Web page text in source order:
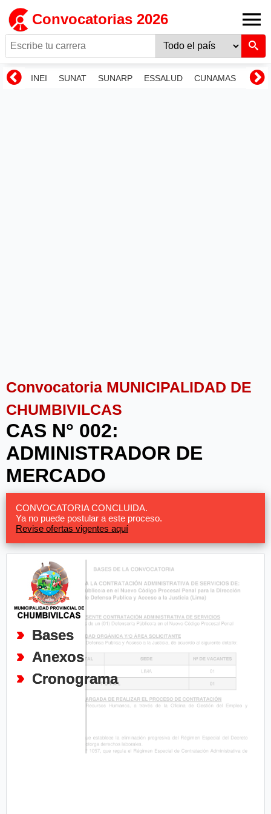
Convocatorias 2026
INEI SUNAT SUNARP ESSALUD CUNAMAS
Convocatoria MUNICIPALIDAD DE
CHUMBIVILCAS
CAS N° 002:
ADMINISTRADOR DE
MERCADO
CONVOCATORIA CONCLUIDA.
Ya no puede postular a este proceso.
Revise ofertas vigentes aquí
Bases
Anexos
Cronograma